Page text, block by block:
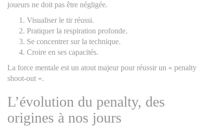
joueurs ne doit pas être négligée.
Visualiser le tir réussi.
Pratiquer la respiration profonde.
Se concentrer sur la technique.
Croire en ses capacités.
La force mentale est un atout majeur pour réussir un « penalty
shoot-out ».
L’évolution du penalty, des
origines à nos jours